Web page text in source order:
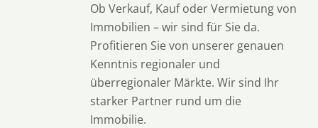
Ob Verkauf, Kauf oder Vermietung von
Immobilien – wir sind für Sie da.
Profitieren Sie von unserer genauen
Kenntnis regionaler und
überregionaler Märkte. Wir sind Ihr
starker Partner rund um die
Immobilie.